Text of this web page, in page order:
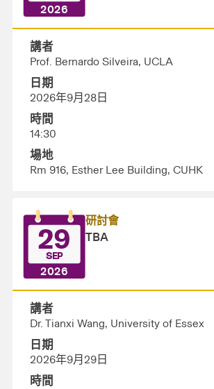
2026
講者
Prof. Bernardo Silveira, UCLA
日期
2026年9月28日
時間
14:30
場地
Rm 916, Esther Lee Building, CUHK
29
SEP
2026
研討會
TBA
講者
Dr. Tianxi Wang, University of Essex
日期
2026年9月29日
時間